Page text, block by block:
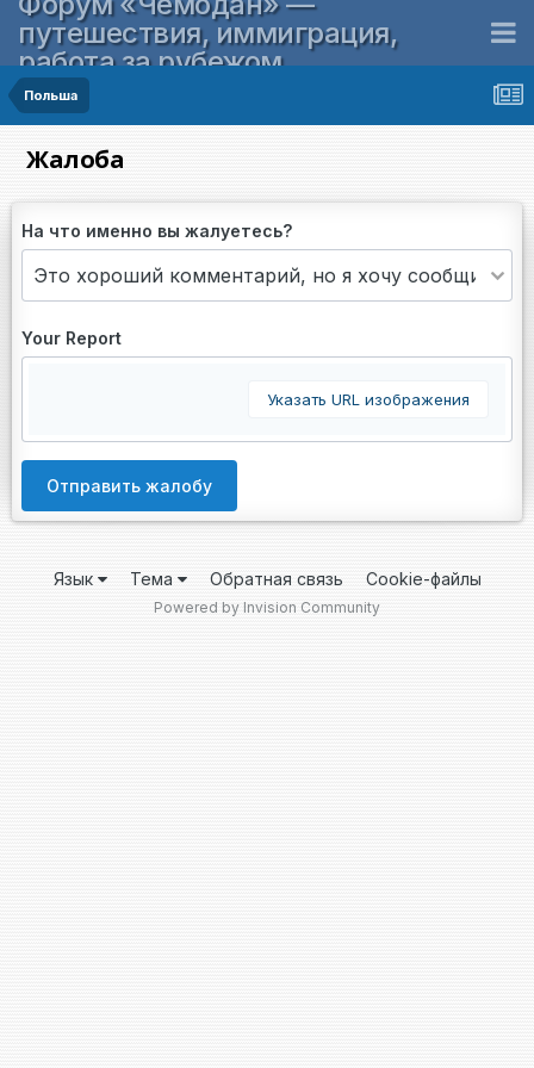
путешествия, иммиграция,
работа за рубежом
Польша
Жалоба
На что именно вы жалуетесь?
Your Report
Указать URL изображения
Отправить жалобу
Язык Тема Обратная связь Cookie-файлы
Powered by Invision Community